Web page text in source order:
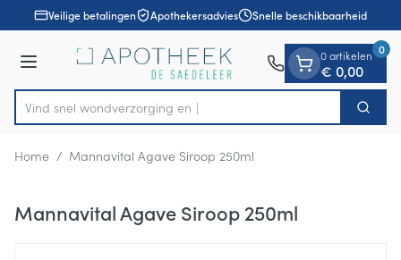
Ga naar de inhoud
1 van 1Veilige betalingen Apothekersadvies Snelle beschikbaarheid
Menu
Product, merk, categorie...
Vind snel wondverzo Zoek
0 artikelen
€ 0,00
0
Home / Mannavital Agave Siroop 250ml
Mannavital Agave Siroop 250ml